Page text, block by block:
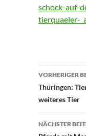
schock-auf-
tierquaeler-
VORHERIGER
Thüringen:
weiteres Tier
NÄCHSTER